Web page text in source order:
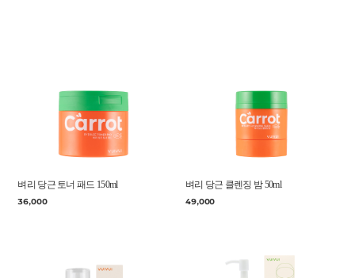
벼리 당근 토너 패드 150ml
36,000
벼리 당근 클렌징 밤 50ml
49,000